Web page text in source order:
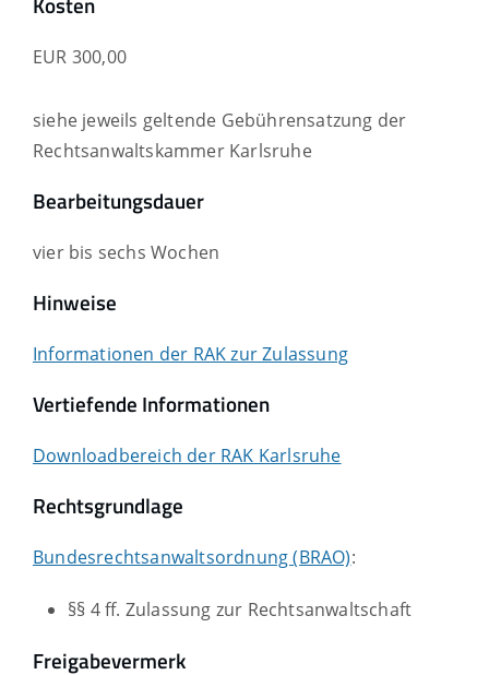
EUR 300,00
siehe jeweils geltende Gebührensatzung der
Rechtsanwaltskammer Karlsruhe
Bearbeitungsdauer
vier bis sechs Wochen
Hinweise
Informationen der RAK zur Zulassung
Vertiefende Informationen
Downloadbereich der RAK Karlsruhe
Rechtsgrundlage
Bundesrechtsanwaltsordnung (BRAO):
§§ 4 ff. Zulassung zur Rechtsanwaltschaft
Freigabevermerk